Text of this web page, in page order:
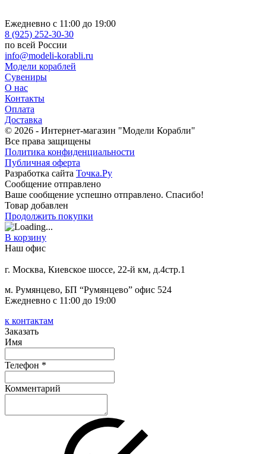
Ежедневно с 11:00 до 19:00
8 (925) 252-30-30
по всей России
info@modeli-korabli.ru
Модели кораблей
Сувениры
О нас
Контакты
Оплата
Доставка
© 2026 - Интернет-магазин "Модели Корабли"
Все права защищены
Политика конфиденциальности
Публичная оферта
Разработка сайта Точка.Ру
Сообщение отправлено
Ваше сообщение успешно отправлено. Спасибо!
Товар добавлен
Продолжить покупки
В корзину
Наш офис
г. Москва, Киевское шоссе, 22-й км, д.4стр.1
м. Румянцево, БП “Румянцево” офис 524
Ежедневно с 11:00 до 19:00
к контактам
Заказать
Имя
Телефон *
Комментарий